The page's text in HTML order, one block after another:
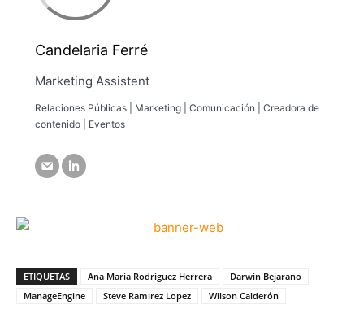
Candelaria Ferré
Marketing Assistent
Relaciones Públicas | Marketing | Comunicación | Creadora de
contenido | Eventos
ETIQUETAS Ana Maria Rodriguez Herrera
Darwin Bejarano
ManageEngine
Steve Ramirez Lopez Wilson Calderón